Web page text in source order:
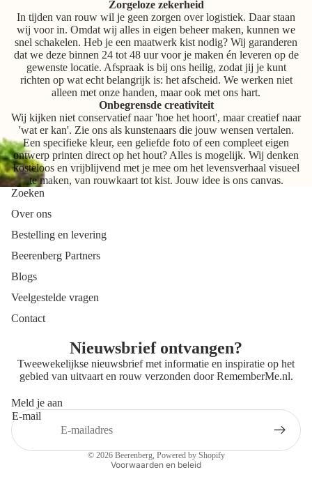
Zorgeloze zekerheid
In tijden van rouw wil je geen zorgen over logistiek. Daar staan
wij voor in. Omdat wij alles in eigen beheer maken, kunnen we
snel schakelen. Heb je een maatwerk kist nodig? Wij garanderen
dat we deze binnen 24 tot 48 uur voor je maken én leveren op de
gewenste locatie. Afspraak is bij ons heilig, zodat jij je kunt
richten op wat echt belangrijk is: het afscheid. We werken niet
alleen met onze handen, maar ook met ons hart.
Onbegrensde creativiteit
Wij kijken niet conservatief naar 'hoe het hoort', maar creatief naar
'wat er kan'. Zie ons als kunstenaars die jouw wensen vertalen.
Een specifieke kleur, een geliefde foto of een compleet eigen
ontwerp printen direct op het hout? Alles is mogelijk. Wij denken
kosteloos en vrijblijvend met je mee om het levensverhaal visueel
te maken, van rouwkaart tot kist. Jouw idee is ons canvas.
Zoeken
Over ons
Bestelling en levering
Beerenberg Partners
Blogs
Veelgestelde vragen
Contact
Nieuwsbrief ontvangen?
Tweewekelijkse nieuwsbrief met informatie en inspiratie op het
gebied van uitvaart en rouw verzonden doorRememberMe.nl.
Meld je aan
E-mail
© 2026 Beerenberg, Powered by Shopify
Voorwaarden en beleid